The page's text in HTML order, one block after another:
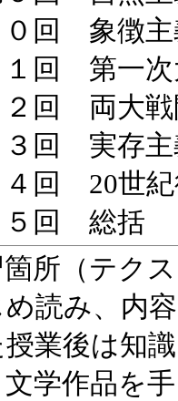
０回 象徴主
１回 第一次
２回 両大戦
３回 実存主
４回 20世紀
５回 総括
所（テク
読み、内
授業後は知
文学作品を